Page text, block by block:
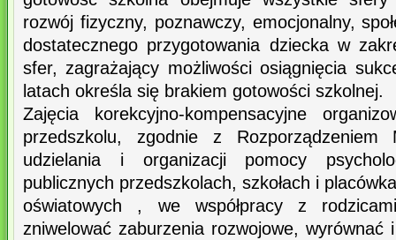
rozwój fizyczny, poznawczy, emocjonalny,
dostatecznego przygotowania dziecka w
sfer, zagrażający możliwości osiągnięcia
latach określa się brakiem gotowości szkolnej.
Zajęcia korekcyjno-kompensacyjne
przedszkolu, zgodnie z
udzielania i organizacji pomocy
publicznych przedszkolach, szkołach i
oświatowych , we współpracy z
zniwelować zaburzenia rozwojowe, wyrównać